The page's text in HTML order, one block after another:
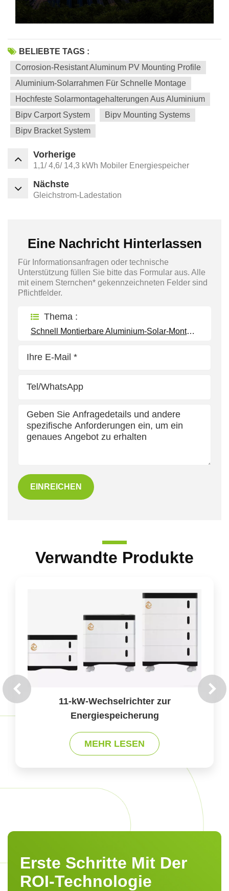
BELIEBTE TAGS :
Corrosion-Resistant Aluminum PV Mounting Profile
Aluminium-Solarrahmen Für Schnelle Montage
Hochfeste Solarmontagehalterungen Aus Aluminium
Bipv Carport System
Bipv Mounting Systems
Bipv Bracket System
Vorherige
1,1/ 4,6/ 14,3 kWh Mobiler Energiespeicher
Nächste
Gleichstrom-Ladestation
Eine Nachricht Hinterlassen
Für Informationsanfragen oder technische
Unterstützung füllen Sie bitte das Formular aus. Alle
mit einem Sternchen* gekennzeichneten Felder sind
Pflichtfelder.
Thema :
Schnell Montierbare Aluminium-Solar-Montagehalterungen Für Gewerbliche Projekte
EINREICHEN
Verwandte Produkte
11-kW-Wechselrichter zur
Energiespeicherung
MEHR LESEN
Erste Schritte Mit Der
ROI-Technologie